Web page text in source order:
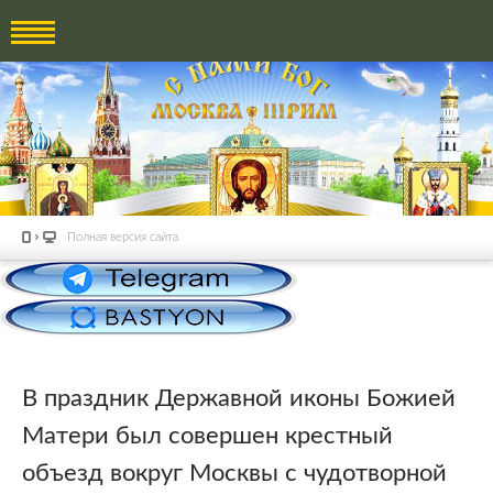
Полная версия сайта
В праздник Державной иконы Божией
Матери был совершен крестный
объезд вокруг Москвы с чудотворной